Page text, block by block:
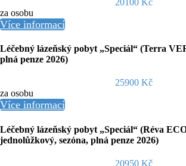
20100 Kč
za osobu
Více informací
Léčebný lázeňský pobyt „Speciál“ (Terra
plná penze 2026)
25900 Kč
za osobu
Více informací
Léčebný lázeňský pobyt „Speciál“ (Réva
jednolůžkový, sezóna, plná penze 2026)
20950 Kč